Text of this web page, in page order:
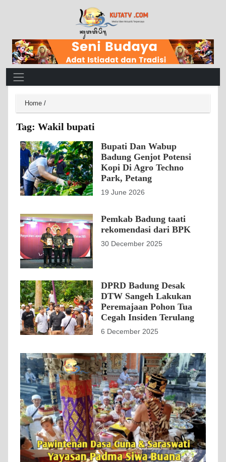
Main Navigation
Home /
Tag: Wakil bupati
Bupati Dan Wabup
Badung Genjot Potensi
Kopi Di Agro Techno
Park, Petang
19 June 2026
Pemkab Badung taati
rekomendasi dari BPK
30 December 2025
DPRD Badung Desak
DTW Sangeh Lakukan
Peremajaan Pohon Tua
Cegah Insiden Terulang
6 December 2025